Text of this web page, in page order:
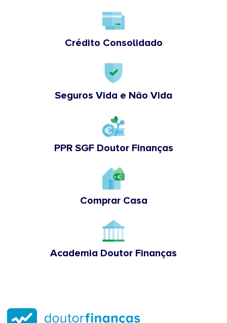
Crédito Consolidado
Seguros Vida e Não Vida
PPR SGF Doutor Finanças
Comprar Casa
Academia Doutor Finanças